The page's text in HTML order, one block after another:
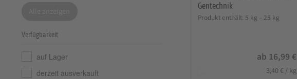
Gentechnik
Produkt enthält: 5 kg – 25 kg
ab 16,99 €
3,40 € / kg
Verfügbarkeit
auf Lager
derzeit ausverkauft